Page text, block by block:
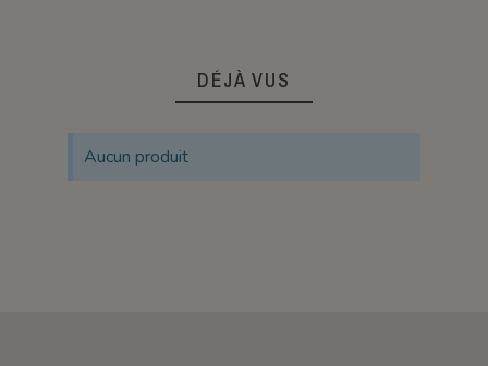
DÉJÀ VUS
Aucun produit